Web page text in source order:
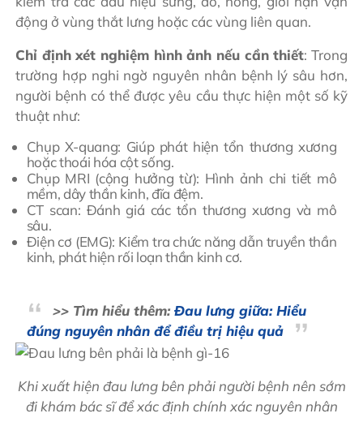
động ở vùng thắt lưng hoặc các vùng liên quan.
Chỉ định xét nghiệm hình ảnh nếu cần thiết: Trong
trường hợp nghi ngờ nguyên nhân bệnh lý sâu hơn,
người bệnh có thể được yêu cầu thực hiện một số kỹ
thuật như:
Chụp X-quang: Giúp phát hiện tổn thương xương
hoặc thoái hóa cột sống.
Chụp MRI (cộng hưởng từ): Hình ảnh chi tiết mô
mềm, dây thần kinh, đĩa đệm.
CT scan: Đánh giá các tổn thương xương và mô
sâu.
Điện cơ (EMG): Kiểm tra chức năng dẫn truyền thần
kinh, phát hiện rối loạn thần kinh cơ.
>> Tìm hiểu thêm:Đau lưng giữa: Hiểu
đúng nguyên nhân để điều trị hiệu quả
Khi xuất hiện đau lưng bên phải người bệnh nên sớm
đi khám bác sĩ để xác định chính xác nguyên nhân